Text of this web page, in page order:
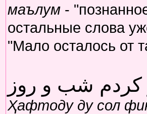
маълум -
остальные слова
"Мало осталось от
کردم شب و روز
Ҳафтоду ду сол